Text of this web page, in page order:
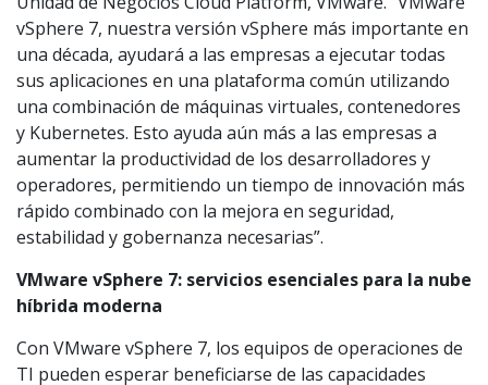
vSphere 7, nuestra versión vSphere más importante en
una década, ayudará a las empresas a ejecutar todas
sus aplicaciones en una plataforma común utilizando
una combinación de máquinas virtuales, contenedores
y Kubernetes. Esto ayuda aún más a las empresas a
aumentar la productividad de los desarrolladores y
operadores, permitiendo un tiempo de innovación más
rápido combinado con la mejora en seguridad,
estabilidad y gobernanza necesarias”.
VMware vSphere 7: servicios esenciales para la nube
híbrida moderna
Con VMware vSphere 7, los equipos de operaciones de
TI pueden esperar beneficiarse de las capacidades